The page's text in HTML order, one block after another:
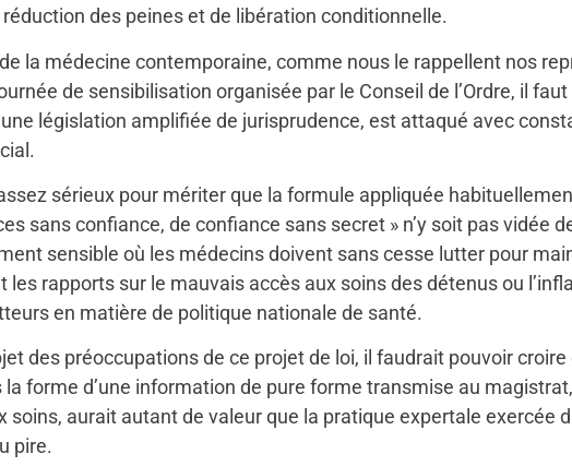
des peines et de libération conditionnelle.
la médecine contemporaine, comme nous le rappellent nos
de sensibilisation organisée par le Conseil de l’Ordre, il
législation amplifiée de jurisprudence, est attaqué avec
sérieux pour mériter que la formule appliquée
sans confiance, de confiance sans secret » n’y soit pas vidée
sensible où les médecins doivent sans cesse lutter pour
rapports sur le mauvais accès aux soins des détenus ou
en matière de politique nationale de santé.
des préoccupations de ce projet de loi, il faudrait pouvoir
forme d’une information de pure forme transmise au
aurait autant de valeur que la pratique expertale exercée
pire.